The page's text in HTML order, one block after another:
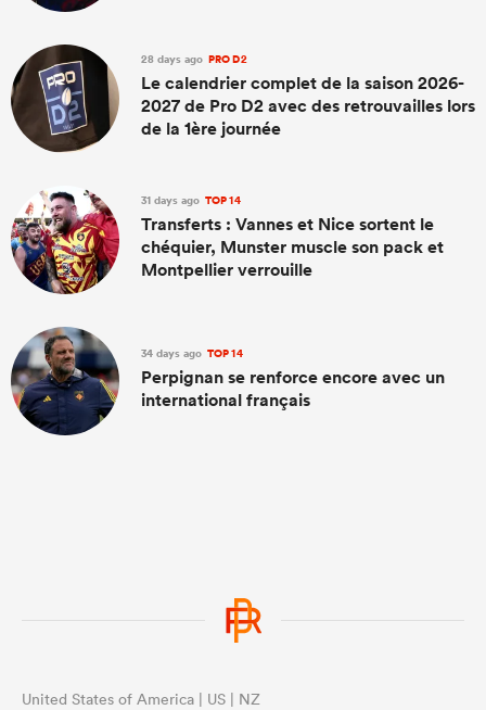
28 days ago PRO D2
Le calendrier complet de la saison 2026-
2027 de Pro D2 avec des retrouvailles lors
de la 1ère journée
31 days ago TOP 14
Transferts : Vannes et Nice sortent le
chéquier, Munster muscle son pack et
Montpellier verrouille
34 days ago TOP 14
Perpignan se renforce encore avec un
international français
United States of America | US | NZ